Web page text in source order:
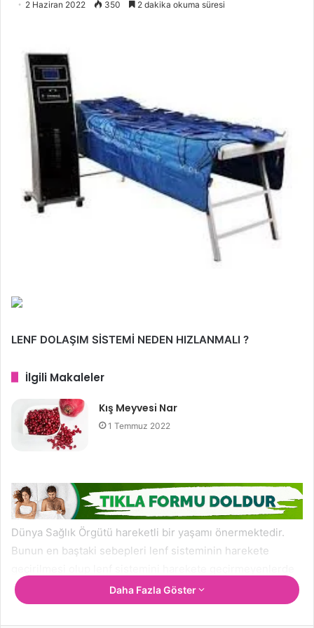
2 Haziran 2022 350 2 dakika okuma süresi
LENF DOLAŞIM SİSTEMİ NEDEN HIZLANMALI ?
İlgili Makaleler
Kış Meyvesi Nar
1 Temmuz 2022
Dünya Sağlık Örgütü hareketli bir yaşamı önermektedir.
Bunun en baştaki sebepleri lenf sisteminin harekete
LENF DRENAJI WHO tarafından önerilmiştir. Hareketli bir
yaşamda spor, sık tempolu yürüyüşler gibi çeşitli
aktiviteler yer alır. Bizler sigara ve hareketsiz bir yaşam
Daha Fazla Göster